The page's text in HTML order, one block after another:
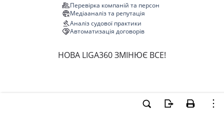
Перевірка компаній та персон
Медіааналіз та репутація
Аналіз судової практики
Автоматизація договорів
НОВА LIGA360 ЗМІНЮЄ ВСЕ!